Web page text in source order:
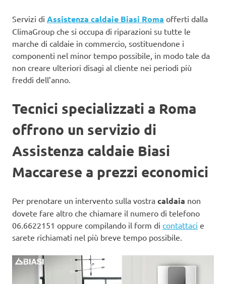
Servizi di Assistenza caldaie Biasi Roma offerti dalla
ClimaGroup che si occupa di riparazioni su tutte le
marche di caldaie in commercio, sostituendone i
componenti nel minor tempo possibile, in modo tale da
non creare ulteriori disagi al cliente nei periodi più
freddi dell’anno.
Tecnici specializzati a Roma
offrono un servizio di
Assistenza caldaie Biasi
Maccarese a prezzi economici
Per prenotare un intervento sulla vostra caldaia non
dovete fare altro che chiamare il numero di telefono
06.6622151 oppure compilando il form di contattaci e
sarete richiamati nel più breve tempo possibile.